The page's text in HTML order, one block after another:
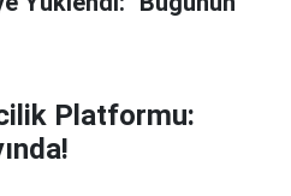
Platformu: